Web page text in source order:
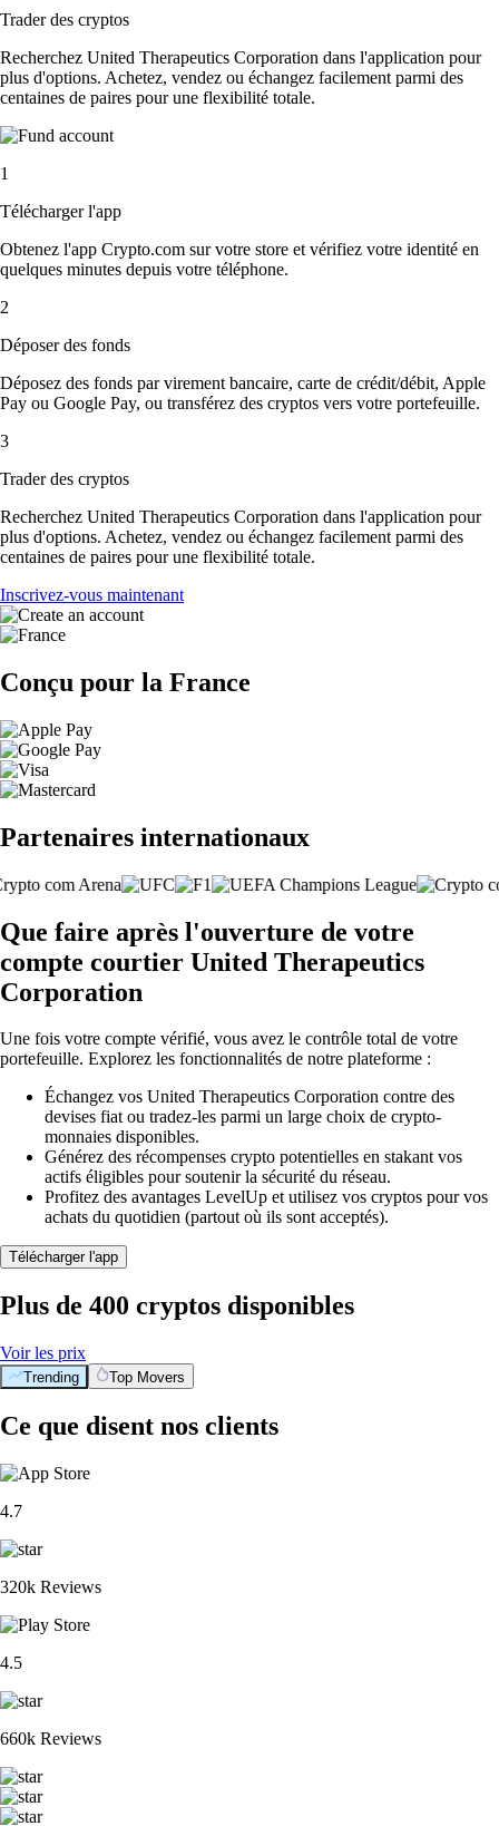
Trader des cryptos
Recherchez United Therapeutics Corporation dans l'application pour
plus d'options. Achetez, vendez ou échangez facilement parmi des
centaines de paires pour une flexibilité totale.
1
Télécharger l'app
Obtenez l'app Crypto.com sur votre store et vérifiez votre identité en
quelques minutes depuis votre téléphone.
2
Déposer des fonds
Déposez des fonds par virement bancaire, carte de crédit/débit, Apple
Pay ou Google Pay, ou transférez des cryptos vers votre portefeuille.
3
Trader des cryptos
Recherchez United Therapeutics Corporation dans l'application pour
plus d'options. Achetez, vendez ou échangez facilement parmi des
centaines de paires pour une flexibilité totale.
Inscrivez-vous maintenant
Conçu pour la France
Partenaires internationaux
Que faire après l'ouverture de votre
compte courtier United Therapeutics
Corporation
Une fois votre compte vérifié, vous avez le contrôle total de votre
portefeuille. Explorez les fonctionnalités de notre plateforme :
Échangez vos United Therapeutics Corporation contre des
devises fiat ou tradez-les parmi un large choix de crypto-
monnaies disponibles.
Générez des récompenses crypto potentielles en stakant vos
actifs éligibles pour soutenir la sécurité du réseau.
Profitez des avantages LevelUp et utilisez vos cryptos pour vos
achats du quotidien (partout où ils sont acceptés).
Télécharger l'app
Plus de 400 cryptos disponibles
Voir les prix
Trending Top Movers
Ce que disent nos clients
4.7
320k Reviews
4.5
660k Reviews